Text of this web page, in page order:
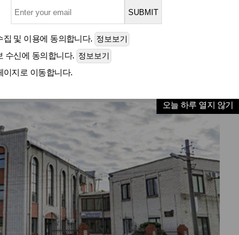
집 및 이용에 동의합니다.
수신에 동의합니다.
이지로 이동합니다.
오늘 하루 열지 않기